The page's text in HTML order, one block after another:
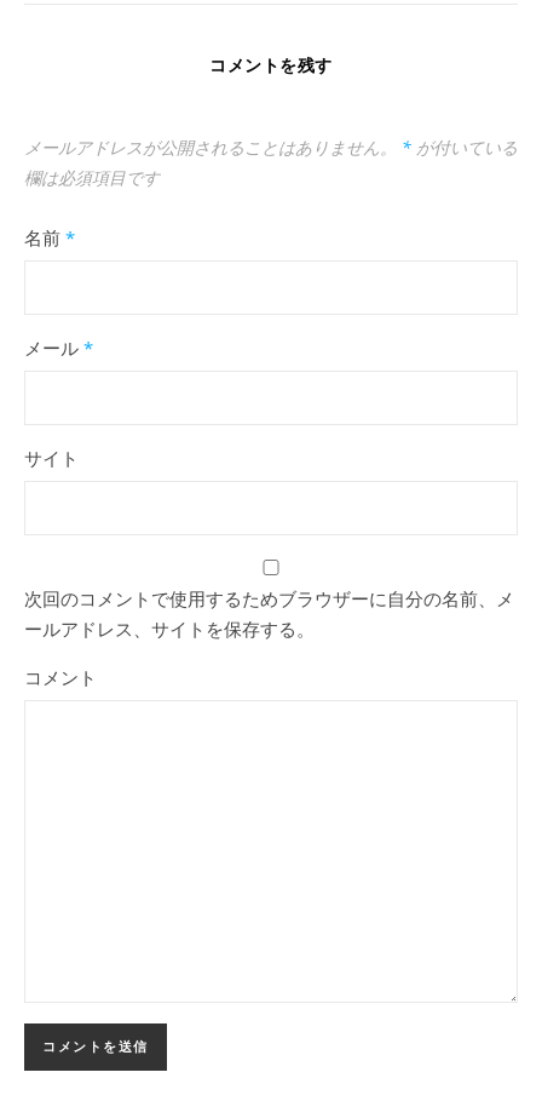
コメントを残す
メールアドレスが公開されることはありません。 * が付いている
欄は必須項目です
名前 *
メール *
サイト
次回のコメントで使用するためブラウザーに自分の名前、メ
ールアドレス、サイトを保存する。
コメント